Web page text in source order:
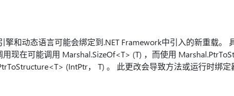
擎和动态语言可能会绑定到.NET Framework中引入的新重载。
用现在可能调用 Marshal.SizeOf<T> (T) ，而使用
(IntPtr， T) 。 此更改会导致方法或运行时绑定